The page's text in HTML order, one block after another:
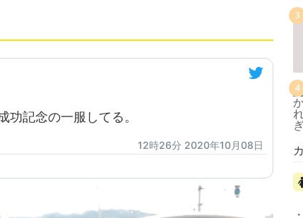
功記念の一服してる。
12時26分 2020年10月08日
3
4